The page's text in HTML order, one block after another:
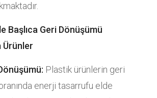
Başlıca Geri Dönüşümü
Ürünler
Plastik ürünlerin geri
enerji tasarrufu elde